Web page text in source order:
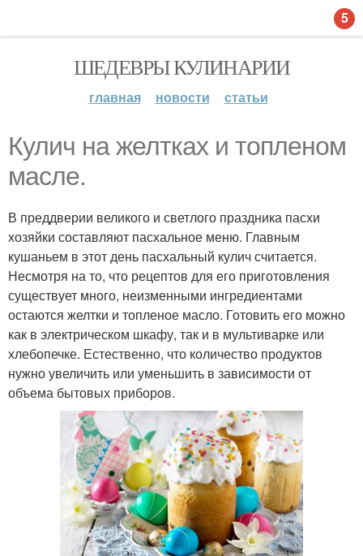
ШЕДЕВРЫ КУЛИНАРИИ
главная новости статьи
Кулич на желтках и топленом
масле.
В преддверии великого и светлого праздника пасхи
хозяйки составляют пасхальное меню. Главным
кушаньем в этот день пасхальный кулич считается.
Несмотря на то, что рецептов для его приготовления
существует много, неизменными ингредиентами
остаются желтки и топленое масло. Готовить его можно
как в электрическом шкафу, так и в мультиварке или
хлебопечке. Естественно, что количество продуктов
нужно увеличить или уменьшить в зависимости от
объема бытовых приборов.
5